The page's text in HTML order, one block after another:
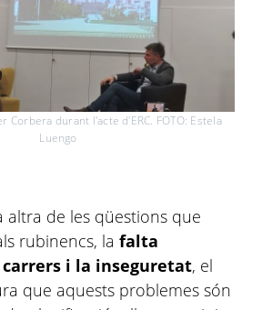
Corbera durant l'acte d'ERC. FOTO: Estela
Luengo
altra de les qüestions que
rubinencs, la falta
i la inseguretat, el
que aquests problemes són